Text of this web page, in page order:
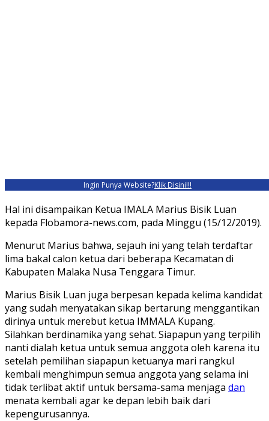
Ingin Punya Website?Klik Disini!!!
Hal ini disampaikan Ketua IMALA Marius Bisik Luan
kepada Flobamora-news.com, pada Minggu (15/12/2019).
Menurut Marius bahwa, sejauh ini yang telah terdaftar
lima bakal calon ketua dari beberapa Kecamatan di
Kabupaten Malaka Nusa Tenggara Timur.
Marius Bisik Luan juga berpesan kepada kelima kandidat
yang sudah menyatakan sikap bertarung menggantikan
dirinya untuk merebut ketua IMMALA Kupang.
Silahkan berdinamika yang sehat. Siapapun yang terpilih
nanti dialah ketua untuk semua anggota oleh karena itu
setelah pemilihan siapapun ketuanya mari rangkul
kembali menghimpun semua anggota yang selama ini
tidak terlibat aktif untuk bersama-sama menjaga dan
menata kembali agar ke depan lebih baik dari
kepengurusannya.